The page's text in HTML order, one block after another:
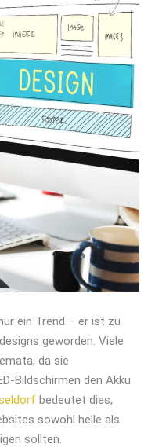
ein Trend – er ist zu
geworden. Viele
da sie
Bildschirmen den Akku
bedeutet dies,
sowohl helle als
sollten.